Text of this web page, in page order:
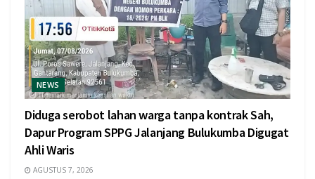
NEWS
Diduga serobot lahan warga tanpa kontrak Sah,
Dapur Program SPPG Jalanjang Bulukumba Digugat
Ahli Waris
AGUSTUS 7, 2026